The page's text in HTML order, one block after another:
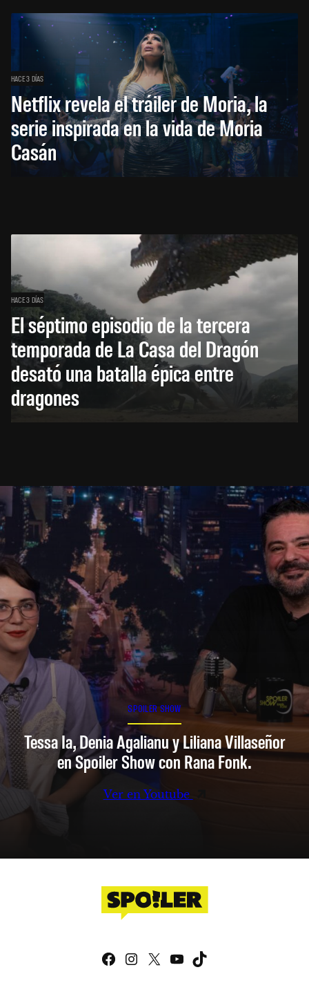
HACE 3 DÍAS
Netflix revela el tráiler de Moria, la
serie inspirada en la vida de Moria
Casán
HACE 3 DÍAS
El séptimo episodio de la tercera
temporada de La Casa del Dragón
desató una batalla épica entre
dragones
SPOILER SHOW
Tessa Ia, Denia Agalianu y Liliana Villaseñor
en Spoiler Show con Rana Fonk.
Ver en Youtube
Facebook
Instagram
X YouTube